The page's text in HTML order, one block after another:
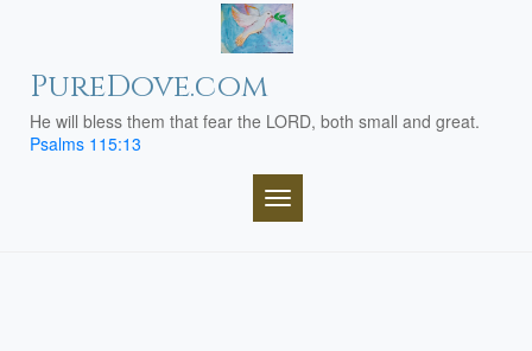
PureDove.com
He will bless them that fear the LORD, both small and great.
Psalms 115:13
TOGGLE NAVIGATION